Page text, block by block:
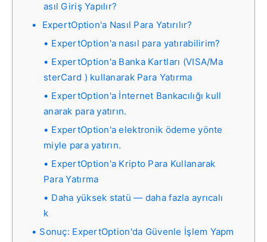
asıl Giriş Yapılır?
ExpertOption'a Nasıl Para Yatırılır?
ExpertOption'a nasıl para yatırabilirim?
ExpertOption'a Banka Kartları (VISA/Ma
sterCard ) kullanarak Para Yatırma
ExpertOption'a İnternet Bankacılığı kull
anarak para yatırın.
ExpertOption'a elektronik ödeme yönte
miyle para yatırın.
ExpertOption'a Kripto Para Kullanarak
Para Yatırma
Daha yüksek statü — daha fazla ayrıcalı
k
Sonuç: ExpertOption'da Güvenle İşlem Yapm